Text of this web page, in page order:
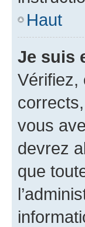
Haut
Je suis
Vérifiez,
vous
devrez
que